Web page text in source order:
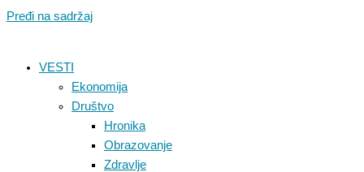
Pređi na sadržaj
VESTI
Ekonomija
Društvo
Hronika
Obrazovanje
Zdravlje